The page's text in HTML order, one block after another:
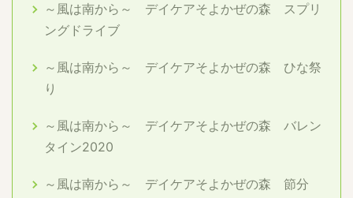
～風は南から～ デイケアそよかぜの森 スプリ
ングドライブ
～風は南から～ デイケアそよかぜの森 ひな祭
り
～風は南から～ デイケアそよかぜの森 バレン
タイン2020
～風は南から～ デイケアそよかぜの森 節分